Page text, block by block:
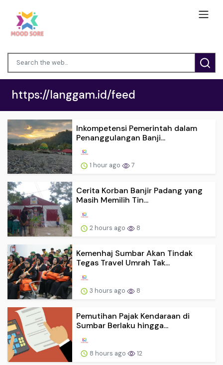
https://langgam.id/feed
Inkompetensi Pemerintah dalam
Penanggulangan Banji...
1 hour ago 7
Cerita Korban Banjir Padang yang
Masih Memilih Tin...
2 hours ago 8
Kemenhaj Sumbar Akan Tindak
Tegas Travel Umrah Tak...
3 hours ago 8
Pemutihan Pajak Kendaraan di
Sumbar Berlaku hingga...
8 hours ago 12